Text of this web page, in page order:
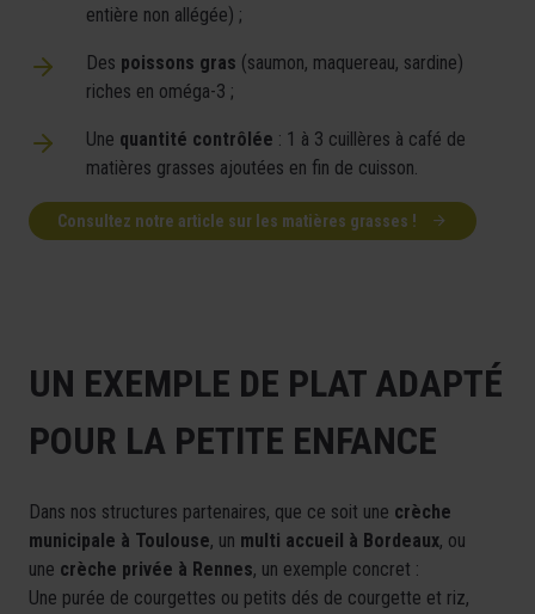
entière non allégée) ;
Des poissons gras (saumon, maquereau, sardine)
riches en oméga-3 ;
Une quantité contrôlée : 1 à 3 cuillères à café de
matières grasses ajoutées en fin de cuisson.
Consultez notre article sur les matières grasses !
UN EXEMPLE DE PLAT ADAPTÉ
POUR LA PETITE ENFANCE
Dans nos structures partenaires, que ce soit une crèche
municipale à Toulouse, un multi accueil à Bordeaux, ou
une crèche privée à Rennes, un exemple concret :
Une purée de courgettes ou petits dés de courgette et riz,